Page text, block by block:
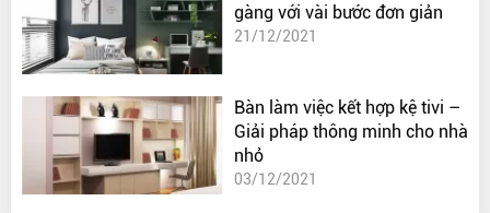
gàng với vài bước đơn giản
21/12/2021
Bàn làm việc kết hợp kệ tivi –
Giải pháp thông minh cho nhà
nhỏ
03/12/2021